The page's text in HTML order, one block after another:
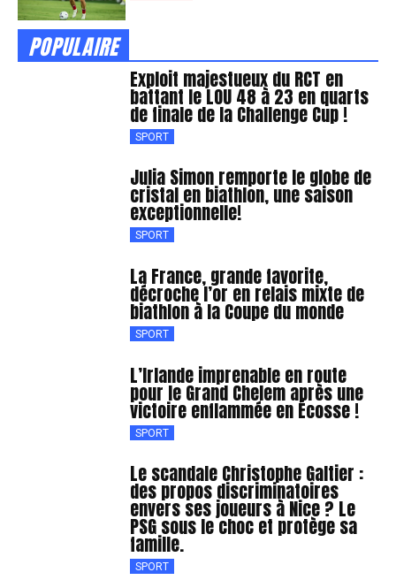
POPULAIRE
Exploit majestueux du RCT en
battant le LOU 48 à 23 en quarts
de finale de la Challenge Cup !
SPORT
Julia Simon remporte le globe de
cristal en biathlon, une saison
exceptionnelle!
SPORT
La France, grande favorite,
décroche l’or en relais mixte de
biathlon à la Coupe du monde
SPORT
L’Irlande imprenable en route
pour le Grand Chelem après une
victoire enflammée en Écosse !
SPORT
Le scandale Christophe Galtier :
des propos discriminatoires
envers ses joueurs à Nice ? Le
PSG sous le choc et protège sa
famille.
SPORT